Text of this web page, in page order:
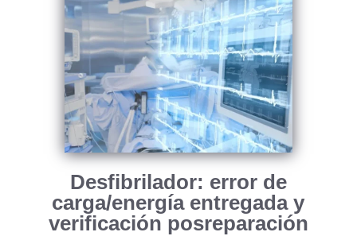
Desfibrilador: error de
carga/energía entregada y
verificación posreparación